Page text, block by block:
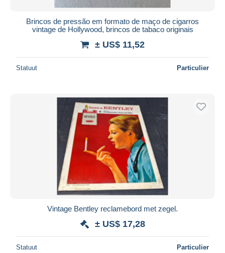
Brincos de pressão em formato de maço de cigarros
vintage de Hollywood, brincos de tabaco originais
± US$ 11,52
Statuut Particulier
Vintage Bentley reclamebord met zegel.
± US$ 17,28
Statuut Particulier